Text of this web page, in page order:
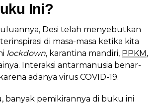
Ini?
Desi telah menyebutkan
di masa-masa ketika kita
lockdown, karantina mandiri, PPKM,
Interaksi antarmanusia benar-
adanya virus COVID-19.
banyak pemikirannya di buku ini